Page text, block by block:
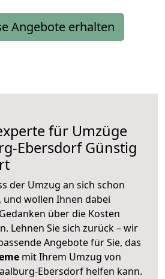
Angebote erhalten
für Umzüge
EbersdorfGünstig
der Umzug an sich schon
wollen Ihnen dabei
über die Kosten
Lehnen Sie sich zurück – wir
Angebote für Sie, das
mit Ihrem Umzug von
Ebersdorf helfen kann.